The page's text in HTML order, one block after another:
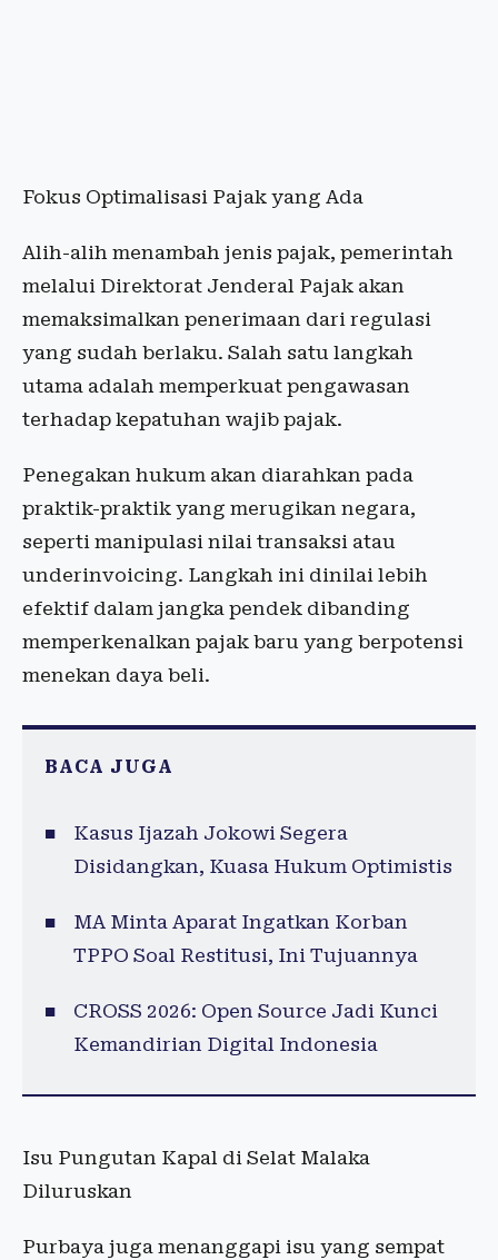
Fokus Optimalisasi Pajak yang Ada
Alih-alih menambah jenis pajak, pemerintah
melalui Direktorat Jenderal Pajak akan
memaksimalkan penerimaan dari regulasi
yang sudah berlaku. Salah satu langkah
utama adalah memperkuat pengawasan
terhadap kepatuhan wajib pajak.
Penegakan hukum akan diarahkan pada
praktik-praktik yang merugikan negara,
seperti manipulasi nilai transaksi atau
underinvoicing. Langkah ini dinilai lebih
efektif dalam jangka pendek dibanding
memperkenalkan pajak baru yang berpotensi
menekan daya beli.
BACA JUGA
Kasus Ijazah Jokowi Segera
Disidangkan, Kuasa Hukum Optimistis
MA Minta Aparat Ingatkan Korban
TPPO Soal Restitusi, Ini Tujuannya
CROSS 2026: Open Source Jadi Kunci
Kemandirian Digital Indonesia
Isu Pungutan Kapal di Selat Malaka
Diluruskan
Purbaya juga menanggapi isu yang sempat